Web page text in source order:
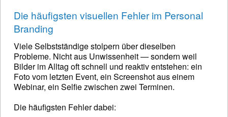
Die häufigsten visuellen Fehler im Personal
Branding
Viele Selbstständige stolpern über dieselben
Probleme. Nicht aus Unwissenheit — sondern weil
Bilder im Alltag oft schnell und reaktiv entstehen: ein
Foto vom letzten Event, ein Screenshot aus einem
Webinar, ein Selfie zwischen zwei Terminen.
Die häufigsten Fehler dabei: